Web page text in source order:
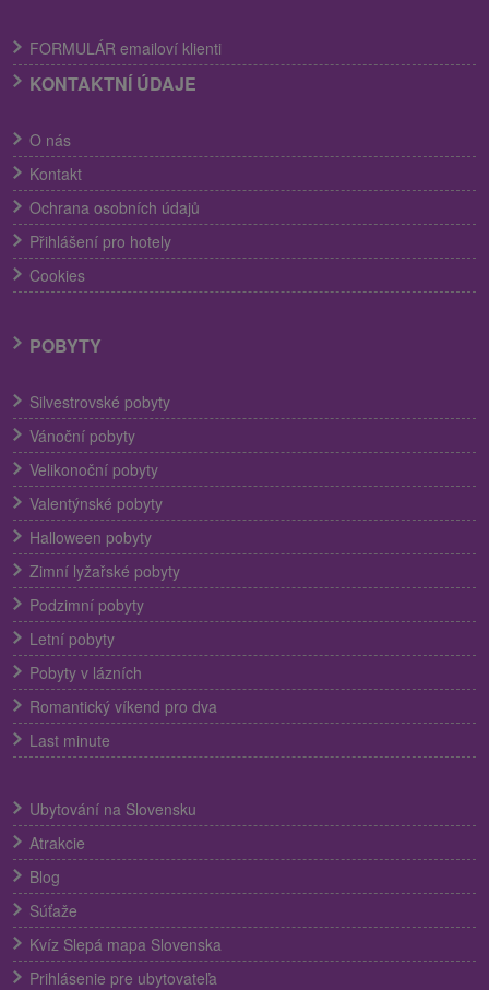
FORMULÁR emailoví klienti
KONTAKTNÍ ÚDAJE
O nás
Kontakt
Ochrana osobních údajů
Přihlášení pro hotely
Cookies
POBYTY
Silvestrovské pobyty
Vánoční pobyty
Velikonoční pobyty
Valentýnské pobyty
Halloween pobyty
Zimní lyžařské pobyty
Podzimní pobyty
Letní pobyty
Pobyty v lázních
Romantický víkend pro dva
Last minute
Ubytování na Slovensku
Atrakcie
Blog
Súťaže
Kvíz Slepá mapa Slovenska
Prihlásenie pre ubytovateľa